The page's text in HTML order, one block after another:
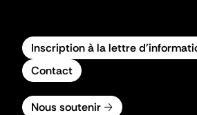
Inscription à la lettre
Contact
Nous soutenir